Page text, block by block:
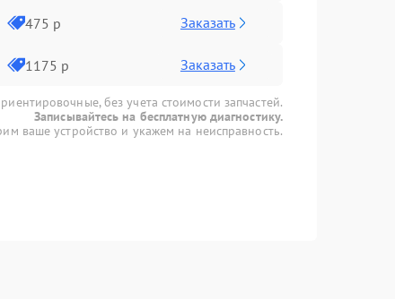
475 р Заказать
1175 р Заказать
без учета стоимости запчастей.
Записывайтесь на бесплатную диагностику.
ваше устройство и укажем на неисправность.